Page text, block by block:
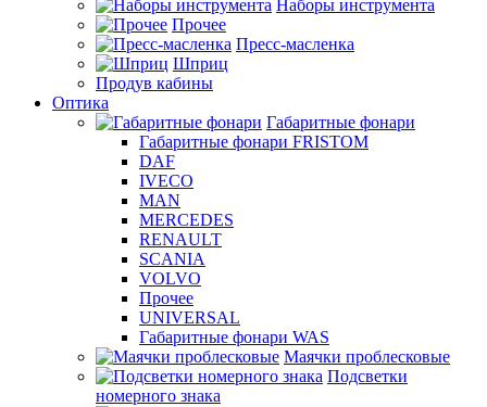
Наборы инструмента
Прочее
Пресс-масленка
Шприц
Продув кабины
Оптика
Габаритные фонари
Габаритные фонари FRISTOM
DAF
IVECO
MAN
MERCEDES
RENAULT
SCANIA
VOLVO
Прочее
UNIVERSAL
Габаритные фонари WAS
Маячки проблесковые
Подсветки
номерного знака